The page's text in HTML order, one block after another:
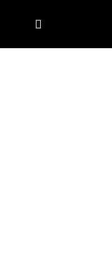
Prihlásenie